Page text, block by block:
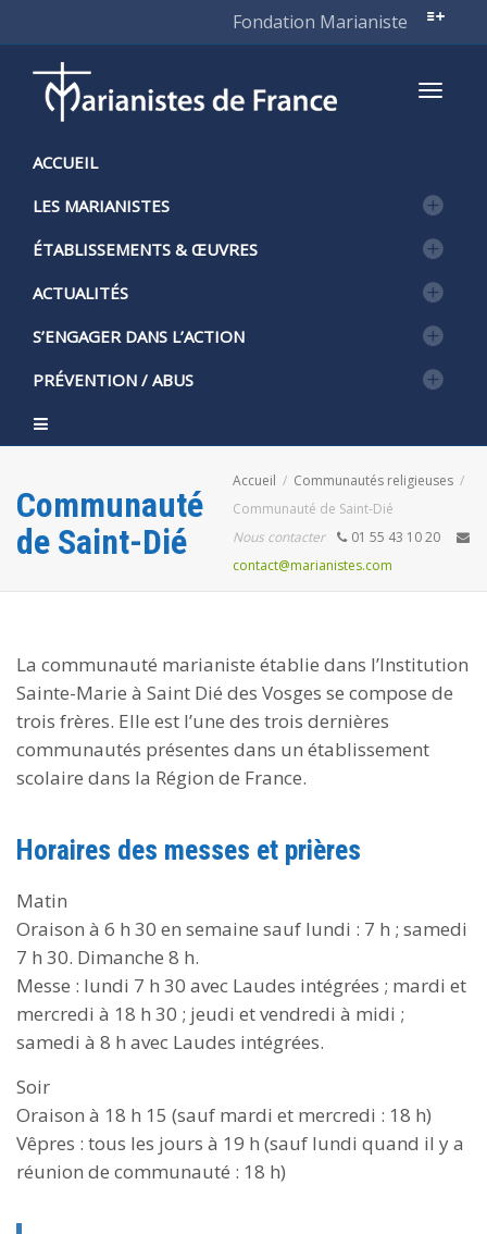
Fondation Marianiste
ACCUEIL
LES MARIANISTES
ÉTABLISSEMENTS & ŒUVRES
ACTUALITÉS
S’ENGAGER DANS L’ACTION
PRÉVENTION / ABUS
Communauté
de Saint-Dié
Accueil
Communautés religieuses
Communauté de Saint-Dié
Nous contacter
01 55 43 10 20
contact@marianistes.com
La communauté marianiste établie dans l’Institution
Sainte-Marie à Saint Dié des Vosges se compose de
trois frères. Elle est l’une des trois dernières
communautés présentes dans un établissement
scolaire dans la Région de France.
Horaires des messes et prières
Matin
Oraison à 6 h 30 en semaine sauf lundi : 7 h ; samedi
7 h 30. Dimanche 8 h.
Messe : lundi 7 h 30 avec Laudes intégrées ; mardi et
mercredi à 18 h 30 ; jeudi et vendredi à midi ;
samedi à 8 h avec Laudes intégrées.
Soir
Oraison à 18 h 15 (sauf mardi et mercredi : 18 h)
Vêpres : tous les jours à 19 h (sauf lundi quand il y a
réunion de communauté : 18 h)